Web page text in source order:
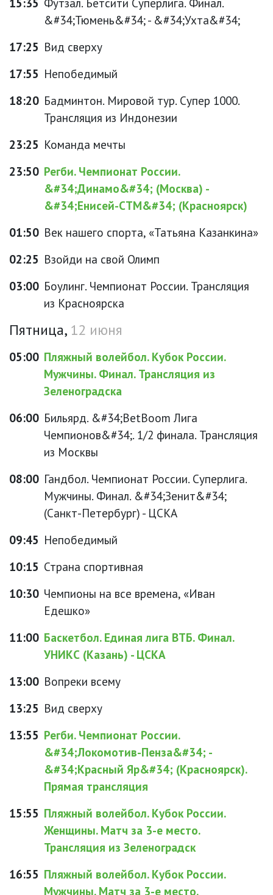
&#34;Тюмень&#34; - &#34;Ухта&#34;
17:25 Вид сверху
17:55 Непобедимый
18:20 Бадминтон. Мировой тур. Супер 1000.
Трансляция из Индонезии
23:25 Команда мечты
23:50 Регби. Чемпионат России.
&#34;Динамо&#34; (Москва) -
&#34;Енисей-СТМ&#34; (Красноярск)
01:50 Век нашего спорта, «Татьяна Казанкина»
02:25 Взойди на свой Олимп
03:00 Боулинг. Чемпионат России. Трансляция
из Красноярска
Пятница, 12 июня
05:00 Пляжный волейбол. Кубок России.
Мужчины. Финал. Трансляция из
Зеленоградска
06:00 Бильярд. &#34;BetBoom Лига
Чемпионов&#34;. 1/2 финала. Трансляция
из Москвы
08:00 Гандбол. Чемпионат России. Суперлига.
Мужчины. Финал. &#34;Зенит&#34;
(Санкт-Петербург) - ЦСКА
09:45 Непобедимый
10:15 Страна спортивная
10:30 Чемпионы на все времена, «Иван
Едешко»
11:00 Баскетбол. Единая лига ВТБ. Финал.
УНИКС (Казань) - ЦСКА
13:00 Вопреки всему
13:25 Вид сверху
13:55 Регби. Чемпионат России.
&#34;Локомотив-Пенза&#34; -
&#34;Красный Яр&#34; (Красноярск).
Прямая трансляция
15:55 Пляжный волейбол. Кубок России.
Женщины. Матч за 3-е место.
Трансляция из Зеленоградск
16:55 Пляжный волейбол. Кубок России.
Мужчины. Матч за 3-е место.